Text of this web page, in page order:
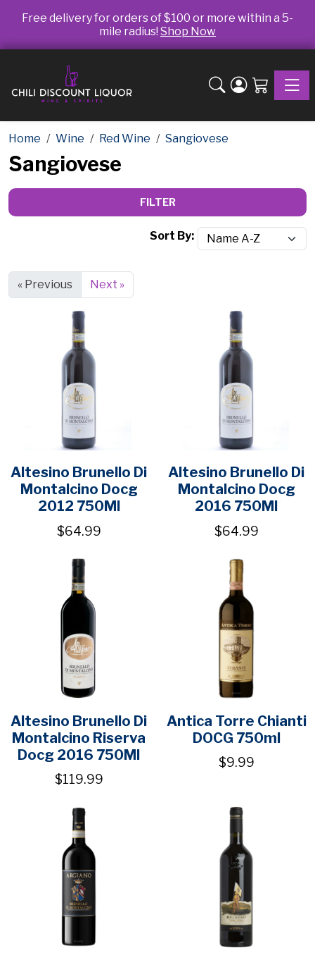
Free delivery for orders of $100 or more within a 5-
mile radius! Shop Now
Home Wine Red Wine Sangiovese
Sangiovese
FILTER
Sort By:
« Previous Next »
Altesino Brunello Di
Montalcino Docg
2012 750Ml
$64.99
Altesino Brunello Di
Montalcino Docg
2016 750Ml
$64.99
Altesino Brunello Di
Montalcino Riserva
Docg 2016 750Ml
$119.99
Antica Torre Chianti
DOCG 750ml
$9.99